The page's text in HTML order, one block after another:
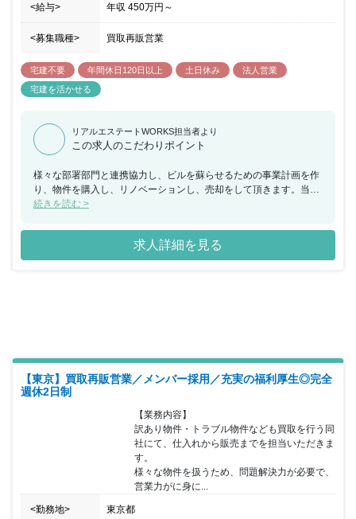
<給与> 年収 450万円 ～
<募集職種> 買取再販営業
宅建不要 年間休日120日以上 土日休み
法人営業
宅建を活かせる
リアルエステートWORKS担当者より
この求人のこだわりポイント
様々な部署部門と連携協力し、ビルを蘇らせるための事業計画を作
り、物件を購入し、リノベーションし、売却をして頂きます。当該
ポジションは億単位の資金を動かす仕事ですので、たくさんの人の
を完遂した時の達成感はとても大きなものとなります。大きな利益
を生み出し、誰にも負けない自信をつけ、代わりのいない人になれ
る、ビルオーナーの喜びを増やす事の出来る遣り甲斐のある当ポジ
続きを読む >
求人詳細を見る
【東京】買取再販営業／メンバー採用／充実の福利厚生◎完全
週休2日制
【業務内容】
訳あり物件・トラブル物件なども買取を行う同
社にて、仕入れから販売までを担当いただきま
す。
様々な物件を扱うため、問題解決力が必要で、
営業力がに身に...
<勤務地> 東京都